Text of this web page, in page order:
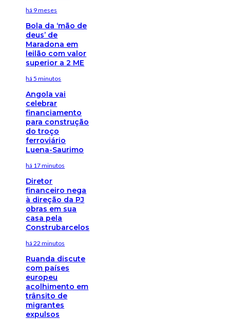
há 9 meses
Bola da ‘mão de
deus’ de
Maradona em
leilão com valor
superior a 2 ME
há 5 minutos
Angola vai
celebrar
financiamento
para construção
do troço
ferroviário
Luena-Saurimo
há 17 minutos
Diretor
financeiro nega
à direção da PJ
obras em sua
casa pela
Construbarcelos
há 22 minutos
Ruanda discute
com países
europeu
acolhimento em
trânsito de
migrantes
expulsos